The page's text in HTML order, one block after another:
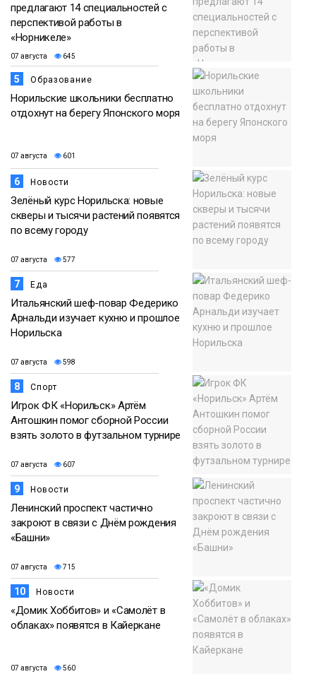
предлагают 14 специальностей с
перспективой работы в
«Норникеле»
07 августа 645
5 Образование
Норильские школьники бесплатно
отдохнут на берегу Японского моря
07 августа 601
6 Новости
Зелёный курс Норильска: новые
скверы и тысячи растений появятся
по всему городу
07 августа 577
7 Еда
Итальянский шеф-повар Федерико
Арнальди изучает кухню и прошлое
Норильска
07 августа 598
8 Спорт
Игрок ФК «Норильск» Артём
Антошкин помог сборной России
взять золото в футзальном турнире
07 августа 607
9 Новости
Ленинский проспект частично
закроют в связи с Днём рождения
«Башни»
07 августа 715
10 Новости
«Домик Хоббитов» и «Самолёт в
облаках» появятся в Кайеркане
07 августа 560